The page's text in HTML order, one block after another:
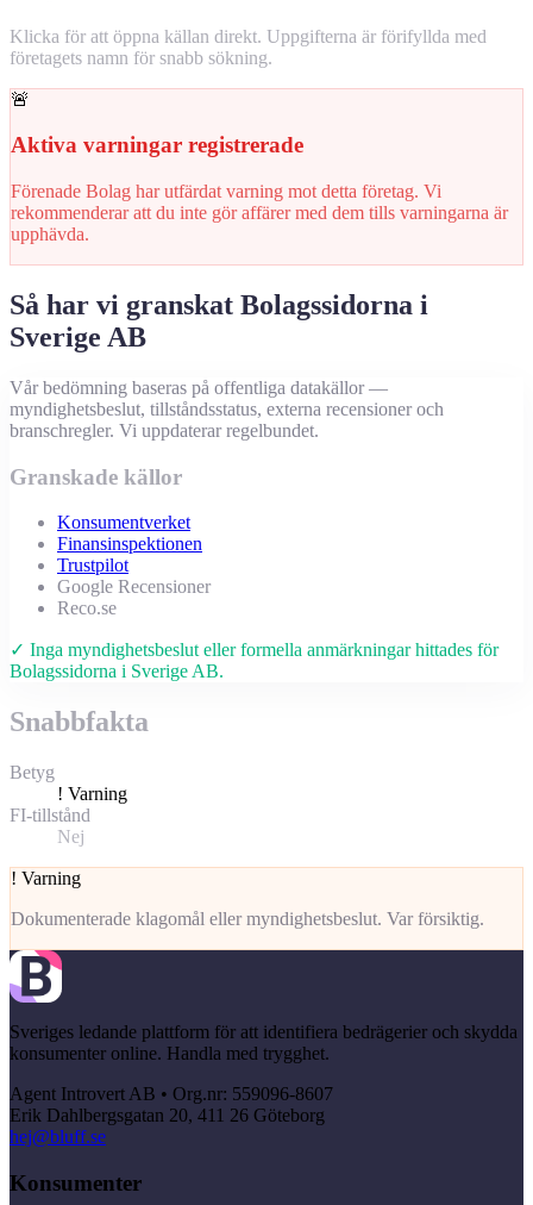
Klicka för att öppna källan direkt. Uppgifterna är förifyllda med
företagets namn för snabb sökning.
🚨
Aktiva varningar registrerade
Förenade Bolag har utfärdat varning mot detta företag. Vi
rekommenderar att du inte gör affärer med dem tills varningarna är
upphävda.
Så har vi granskat Bolagssidorna i
Sverige AB
Vår bedömning baseras på offentliga datakällor —
myndighetsbeslut, tillståndsstatus, externa recensioner och
branschregler. Vi uppdaterar regelbundet.
Granskade källor
Konsumentverket
Finansinspektionen
Trustpilot
Google Recensioner
Reco.se
✓ Inga myndighetsbeslut eller formella anmärkningar hittades för
Bolagssidorna i Sverige AB.
Snabbfakta
Betyg
! Varning
FI-tillstånd
Nej
! Varning
Dokumenterade klagomål eller myndighetsbeslut. Var försiktig.
Sveriges ledande plattform för att identifiera bedrägerier och skydda
konsumenter online. Handla med trygghet.
Agent Introvert AB • Org.nr: 559096-8607
Erik Dahlbergsgatan 20, 411 26 Göteborg
hej@bluff.se
Konsumenter